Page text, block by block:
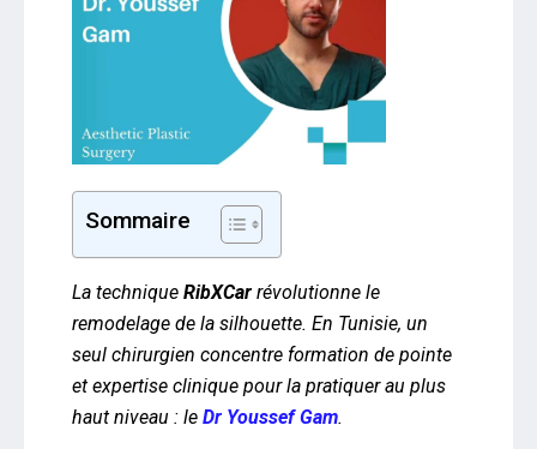
Sommaire
La technique RibXCar révolutionne le
remodelage de la silhouette. En Tunisie, un
seul chirurgien concentre formation de pointe
et expertise clinique pour la pratiquer au plus
haut niveau : le Dr Youssef Gam.